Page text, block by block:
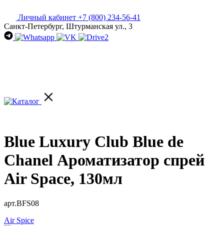
Личный кабинет +7 (800) 234-56-41
Санкт-Петербург, Штурманская ул., 3
Blue Luxury Club Blue de
Chanel Ароматизатор спрей
Air Space, 130мл
арт.BFS08
Air Spice